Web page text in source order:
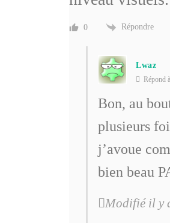
0 Répondre
Lwaz
Répond à
Bon, au
plusieurs
j’avoue
bien beau
Modifié il y